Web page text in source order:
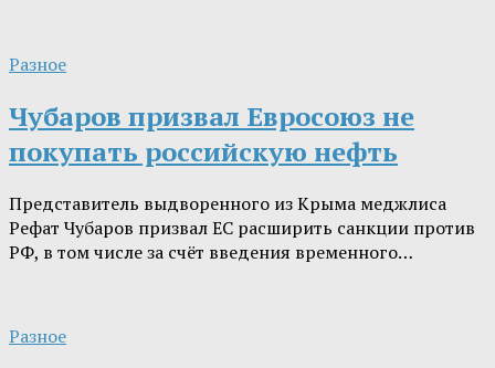
Разное
Чубаров призвал Евросоюз не
покупать российскую нефть
Представитель выдворенного из Крыма меджлиса
Рефат Чубаров призвал ЕС расширить санкции против
РФ, в том числе за счёт введения временного…
Разное